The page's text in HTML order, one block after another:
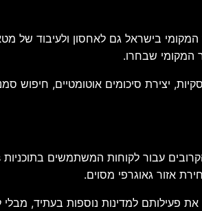
המקומי שבחרו.
יצירת סיכומים אוטומטיים, חיפוש
אזור גאוגרפי מסוים.
פעילותם למדינות נוספות בעתיד, מבלי